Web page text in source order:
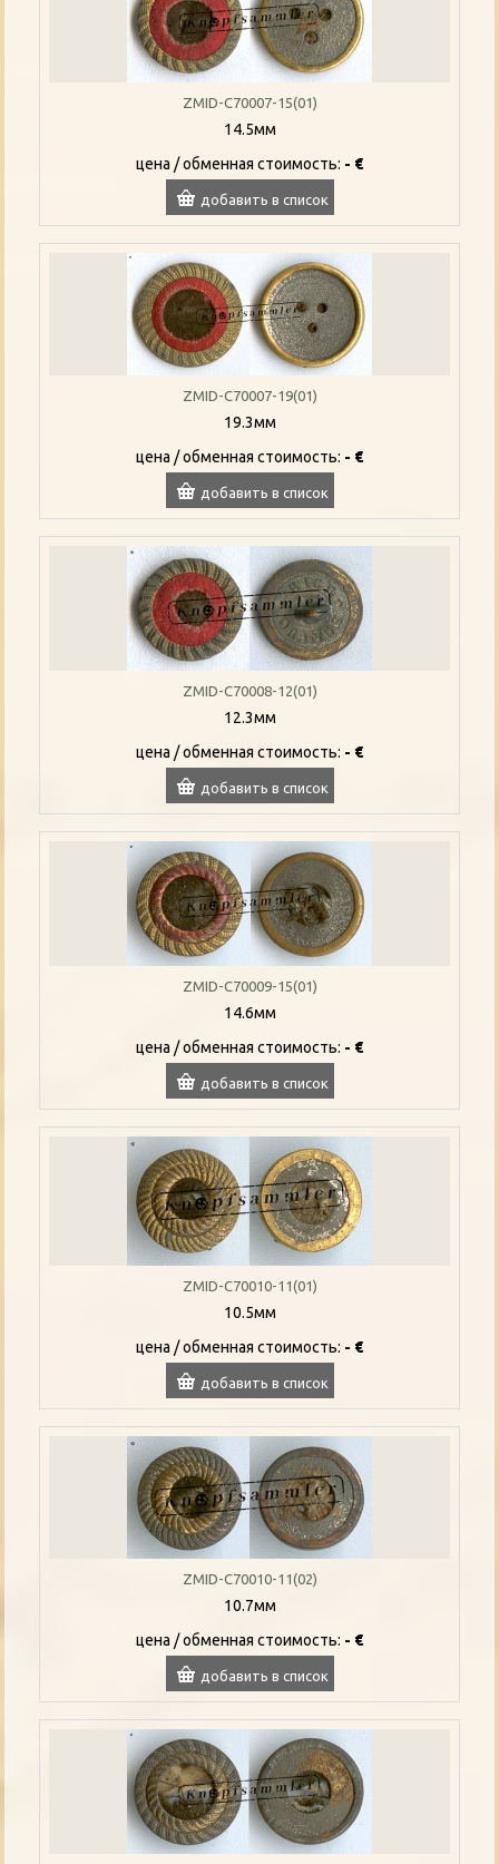
ZMID-C70007-15(01)
14.5мм
цена / oбменная стоимость: - €
добавить в список
ZMID-C70007-19(01)
19.3мм
цена / oбменная стоимость: - €
добавить в список
ZMID-C70008-12(01)
12.3мм
цена / oбменная стоимость: - €
добавить в список
ZMID-C70009-15(01)
14.6мм
цена / oбменная стоимость: - €
добавить в список
ZMID-C70010-11(01)
10.5мм
цена / oбменная стоимость: - €
добавить в список
ZMID-C70010-11(02)
10.7мм
цена / oбменная стоимость: - €
добавить в список